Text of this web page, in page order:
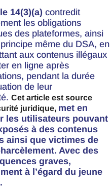
14(3)(a) contredit
les obligations
des plateformes, ainsi
même du DSA, en
aux contenus illégaux
en ligne après
pendant la durée
de leur
Cet article est source
juridique, met en
les utilisateurs pouvant
à des contenus
ainsi que victimes de
Avec des
graves,
à l’égard du jeune